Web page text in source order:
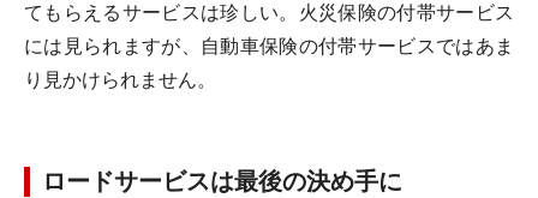
てもらえるサービスは珍しい。火災保険の付帯サービス
には見られますが、自動車保険の付帯サービスではあま
り見かけられません。
ロードサービスは最後の決め手に